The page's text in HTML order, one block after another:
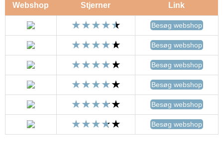
Webshop Stjerner Link
Besøg webshop
Besøg webshop
Besøg webshop
Besøg webshop
Besøg webshop
Besøg webshop